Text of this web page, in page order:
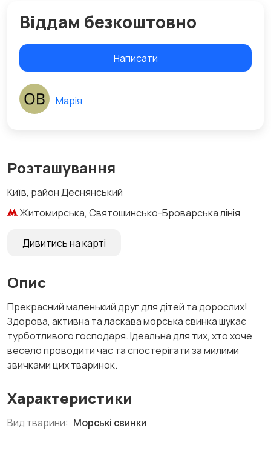
Розташування
Київ, район Деснянський
Житомирська, Святошинсько-Броварська лінія
Дивитись на карті
Опис
Прекрасний маленький друг для дітей та дорослих!
Здорова, активна та ласкава морська свинка шукає
турботливого господаря. Ідеальна для тих, хто хоче
весело проводити час та спостерігати за милими
звичками цих тваринок.
Характеристики
Вид тварини: Морські свинки
Віддам безкоштовно
Написати
Марія